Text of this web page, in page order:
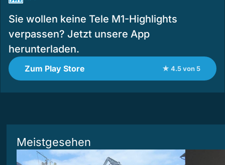
Sie wollen keine Tele M1-Highlights
verpassen? Jetzt unsere App
herunterladen.
Zum Play Store ★ 4.5 von 5
Meistgesehen